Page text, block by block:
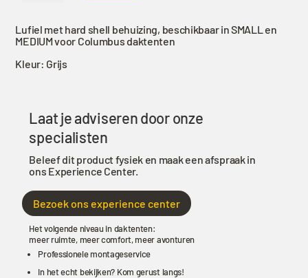
Luifel
en
Columbus
Lufiel met hard shell behuizing, beschikbaar in SMALL en
MEDIUM voor Columbus daktenten
Kleur: Grijs
Laat je adviseren door onze
specialisten
Beleef dit product fysiek en maak een afspraak in
ons Experience Center.
Bezoek ons experience center
Het volgende niveau in daktenten:
meer ruimte, meer comfort, meer avonturen
Professionele montageservice
In het echt bekijken? Kom gerust langs!